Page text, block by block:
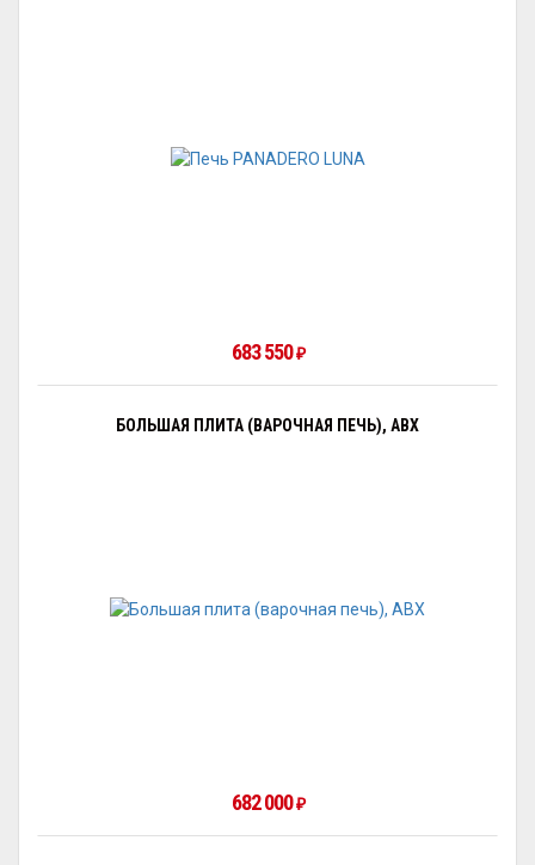
683 550₽
БОЛЬШАЯ ПЛИТА (ВАРОЧНАЯ ПЕЧЬ), ABX
682 000₽